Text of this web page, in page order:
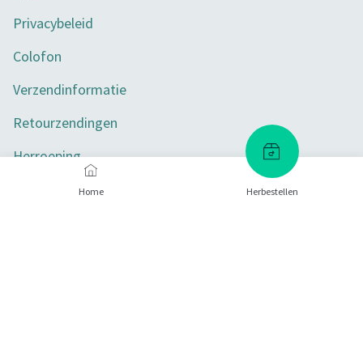
Home Herbestellen
Privacybeleid
Colofon
Verzendinformatie
Retourzendingen
Herroeping
Toegankelijkheid